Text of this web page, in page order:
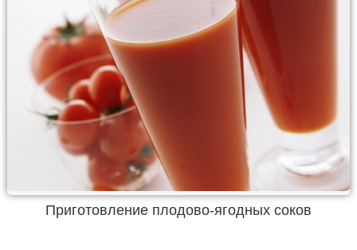
Приготовление плодово-ягодных соков